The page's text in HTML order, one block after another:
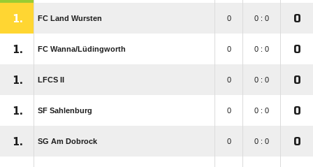
1. FC Land Wursten 0 0 : 0 0
1. FC Wanna/​Lüdingworth 0 0 : 0 0
1. LFCS II 0 0 : 0 0
1. SF Sahlenburg 0 0 : 0 0
1. SG Am Dobrock 0 0 : 0 0